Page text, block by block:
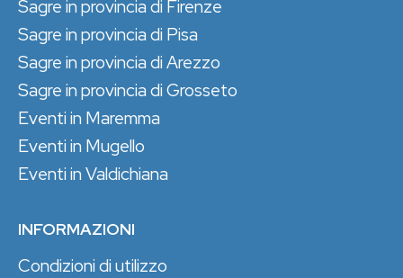
Sagre in provincia di Firenze
Sagre in provincia di Pisa
Sagre in provincia di Arezzo
Sagre in provincia di Grosseto
Eventi in Maremma
Eventi in Mugello
Eventi in Valdichiana
INFORMAZIONI
Condizioni di utilizzo